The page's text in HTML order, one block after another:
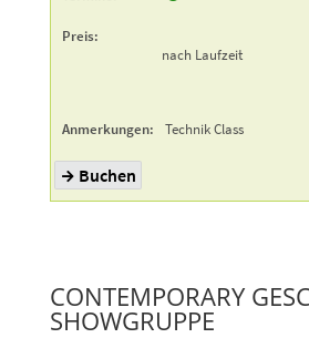
CONTEMPORARY
SHOWGRUPPE